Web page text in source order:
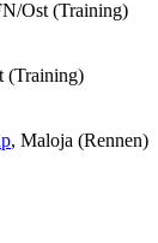
Ost (Training)
(Training)
, Maloja (Rennen)